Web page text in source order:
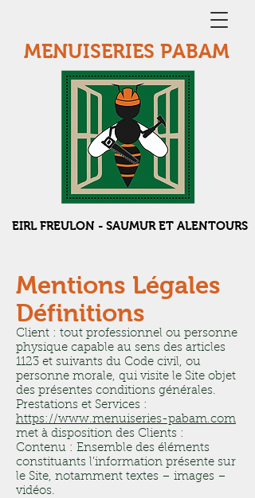
MENUISERIES PABAM
EIRL FREULON - SAUMUR ET ALENTOURS
Mentions Légales
Définitions
Client : tout professionnel ou personne
physique capable au sens des articles
1123 et suivants du Code civil, ou
personne morale, qui visite le Site objet
des présentes conditions générales.
Prestations et Services :
https://www.menuiseries-pabam.com
met à disposition des Clients :
Contenu : Ensemble des éléments
constituants l’information présente sur
le Site, notamment textes – images –
vidéos.